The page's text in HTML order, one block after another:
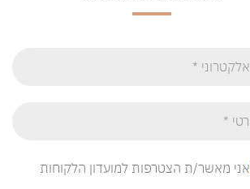
אופני איזון מתכווננים
אני מאשר/ת הצטרפות למועדון הלקוחות